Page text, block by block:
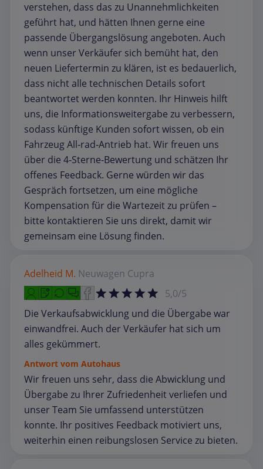
verstehen, dass das zu Unannehmlichkeiten
geführt hat, und hätten Ihnen gerne eine
passende Übergangslösung angeboten. Auch
wenn unser Verkäufer sich bemüht hat, den
neuen Liefertermin zu klären, ist es bedauerlich,
dass nicht alle technischen Details sofort
beantwortet werden konnten. Ihr Hinweis hilft
uns, die Informationsweitergabe zu verbessern,
sodass künftige Kunden sofort wissen, ob ein
Fahrzeug All‑rad‑Antrieb hat. Wir freuen uns
über die 4‑Sterne‑Bewertung und schätzen Ihr
offenes Feedback. Gerne würden wir das
Gespräch fortsetzen, um eine mögliche
Kompensation für die Wartezeit zu prüfen –
bitte kontaktieren Sie uns direkt, damit wir
gemeinsam eine Lösung finden.
Adelheid M. Neuwagen Cupra
5,0/5
Die Verkaufsabwicklung und die Übergabe war
einwandfrei. Auch der Verkäufer hat sich um
alles gekümmert.
Antwort vom Autohaus
Wir freuen uns sehr, dass die Abwicklung und
Übergabe zu Ihrer Zufriedenheit verliefen und
unser Team Sie umfassend unterstützen
konnte. Ihr positives Feedback motiviert uns,
weiterhin einen reibungslosen Service zu bieten.